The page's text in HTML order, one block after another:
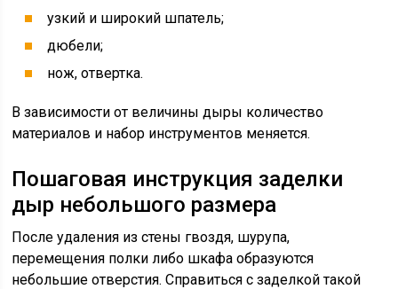
узкий и широкий шпатель;
дюбели;
нож, отвертка.
В зависимости от величины дыры количество
материалов и набор инструментов меняется.
Пошаговая инструкция заделки
дыр небольшого размера
После удаления из стены гвоздя, шурупа,
перемещения полки либо шкафа образуются
небольшие отверстия. Справиться с заделкой такой